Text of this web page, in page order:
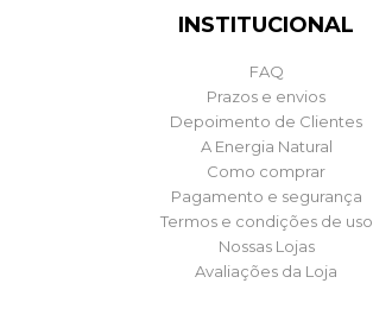
INSTITUCIONAL
FAQ
Prazos e envios
Depoimento de Clientes
A Energia Natural
Como comprar
Pagamento e segurança
Termos e condições de uso
Nossas Lojas
Avaliações da Loja